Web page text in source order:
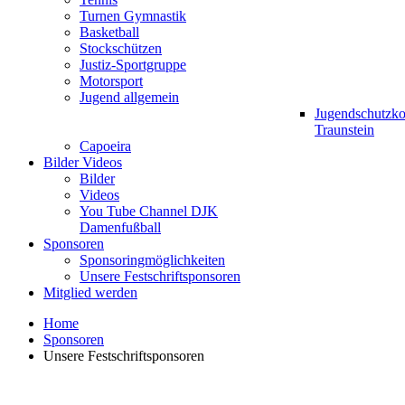
Turnen Gymnastik
Basketball
Stockschützen
Justiz-Sportgruppe
Motorsport
Jugend allgemein
Traunstein
Capoeira
Bilder Videos
Bilder
Videos
You Tube Channel DJK
Damenfußball
Sponsoren
Sponsoringmöglichkeiten
Unsere Festschriftsponsoren
Mitglied werden
Home
Sponsoren
Unsere Festschriftsponsoren